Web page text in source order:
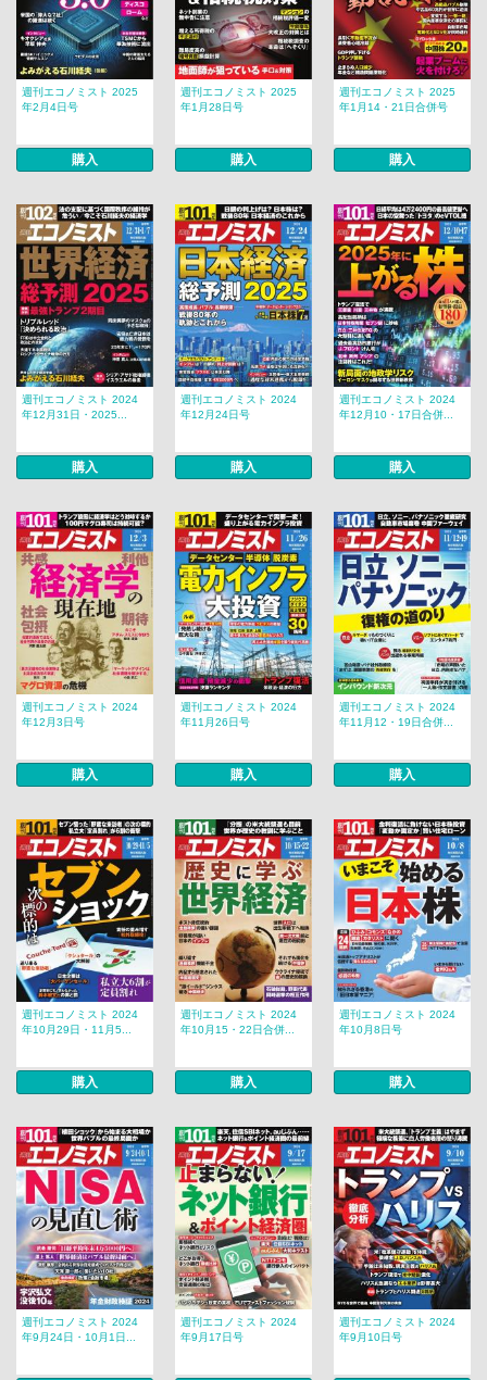
週刊エコノミスト 2025
年2月4日号
購入
週刊エコノミスト 2025
年1月28日号
購入
週刊エコノミスト 2025
年1月14・21日合併号
購入
週刊エコノミスト 2024
年12月31日・2025...
購入
週刊エコノミスト 2024
年12月24日号
購入
週刊エコノミスト 2024
年12月10・17日合併...
購入
週刊エコノミスト 2024
年12月3日号
購入
週刊エコノミスト 2024
年11月26日号
購入
週刊エコノミスト 2024
年11月12・19日合併...
購入
週刊エコノミスト 2024
年10月29日・11月5...
購入
週刊エコノミスト 2024
年10月15・22日合併...
購入
週刊エコノミスト 2024
年10月8日号
購入
週刊エコノミスト 2024
年9月24日・10月1日...
週刊エコノミスト 2024
年9月17日号
週刊エコノミスト 2024
年9月10日号